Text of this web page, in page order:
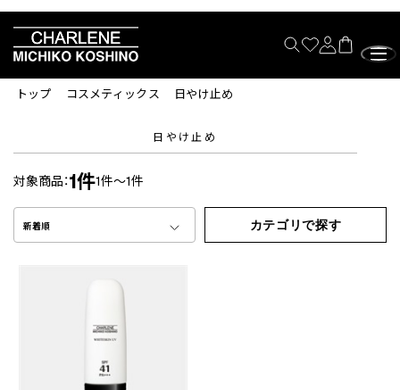
トップ コスメティックス 日やけ止め
日やけ止め
対象商品：1件1件～1件
新着順 カテゴリで探す